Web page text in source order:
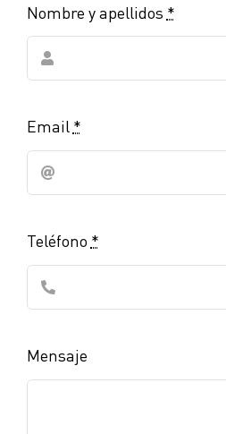
Nombre y apellidos *
Email *
Teléfono *
Mensaje